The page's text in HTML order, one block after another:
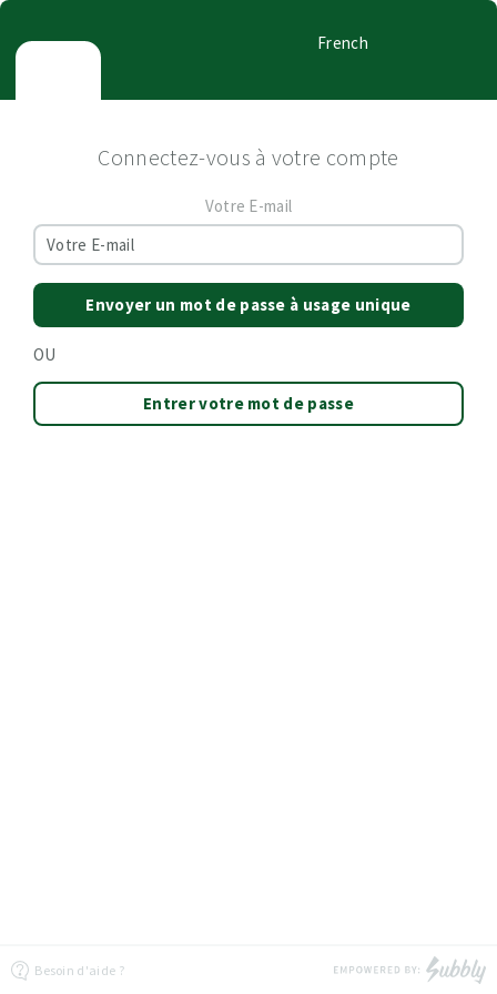
French
Connectez-vous à votre compte
Votre E-mail
Envoyer un mot de passe à usage unique
OU
Entrer votre mot de passe
Besoin d'aide ?